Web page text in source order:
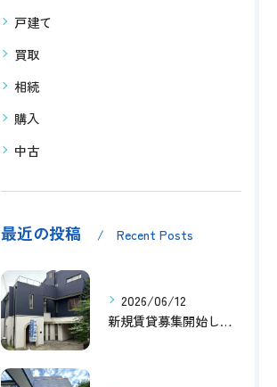
戸建て
買取
相続
購入
中古
最近の投稿 Recent Posts
2026/06/12
新規賃貸募集開始しました！